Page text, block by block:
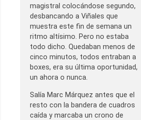
magistral colocándose segundo,
desbancando a Viñales que
muestra este fin de semana un
ritmo altísimo. Pero no estaba
todo dicho. Quedaban menos de
cinco minutos, todos entraban a
boxes, era su última oportunidad,
un ahora o nunca.
Salía Marc Márquez antes que el
resto con la bandera de cuadros
caída y marcaba un crono de